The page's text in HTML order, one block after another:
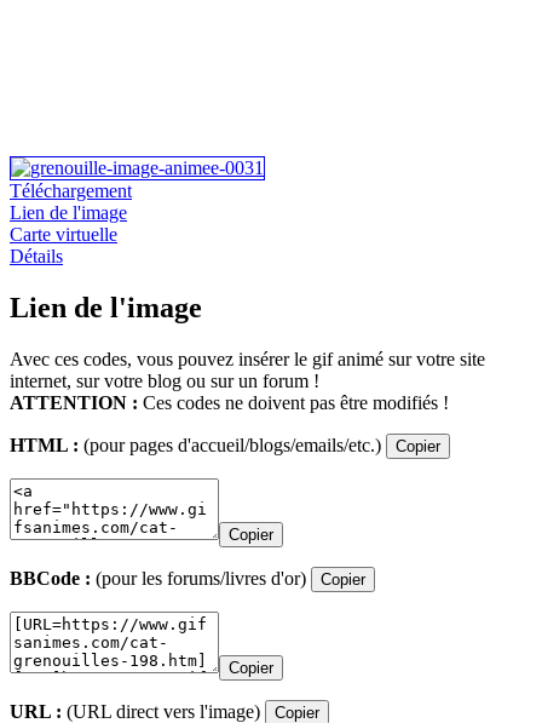
Téléchargement
Lien de l'image
Carte virtuelle
Détails
Lien de l'image
Avec ces codes, vous pouvez insérer le gif animé sur votre site
internet, sur votre blog ou sur un forum !
ATTENTION : Ces codes ne doivent pas être modifiés !
HTML : (pour pages d'accueil/blogs/emails/etc.) Copier
Copier
BBCode : (pour les forums/livres d'or) Copier
Copier
URL : (URL direct vers l'image) Copier